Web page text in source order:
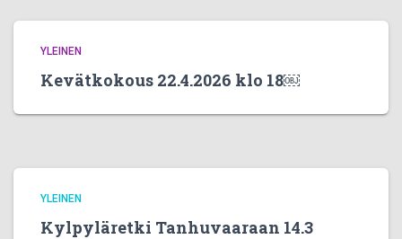
YLEINEN
Kevätkokous 22.4.2026 klo 18￼
YLEINEN
Kylpyläretki Tanhuvaaraan 14.3